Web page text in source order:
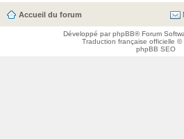
Accueil du forum
Développé parphpBB® Forum
Traduction française officielle ©
phpBB SEO